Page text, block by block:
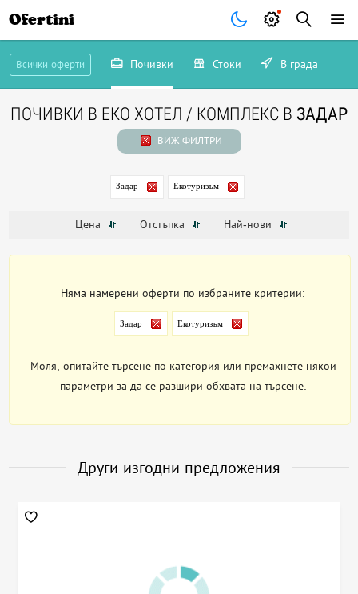
Ofertini
Всички оферти Почивки Стоки В града
ПОЧИВКИ В ЕКО ХОТЕЛ / КОМПЛЕКС В ЗАДАР
ВИЖ ФИЛТРИ
Задар Екотуризъм
Цена Отстъпка Най-нови
Няма намерени оферти по избраните критерии:
Задар Екотуризъм
Моля, опитайте търсене по категория или премахнете някои
параметри за да се разшири обхвата на търсене.
Други изгодни предложения